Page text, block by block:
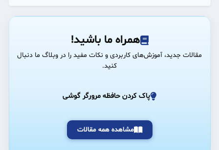
همراه ما باشید!
مقالات جدید، آموزش‌های کاربردی و نکات مفید را در وبلاگ ما دنبال
کنید.
پاک کردن حافظه مرورگر گوشی
مشاهده همه مقالات